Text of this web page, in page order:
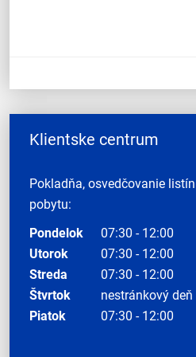
Klientske centrum
Pokladňa, osvedčovanie
pobytu:
Pondelok
07:30 - 12:00
Utorok
07:30 - 12:00
Streda
07:30 - 12:00
Štvrtok
nestránkový deň
Piatok
07:30 - 12:00